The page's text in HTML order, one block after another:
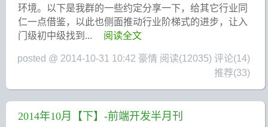
环境。以下是我群的一些约定分享一下，给其它行业同
仁一点借鉴，以此也侧面推动行业阶梯式的进步，让入
门级初中级找到...
阅读全文
posted @ 2014-10-31 10:42 豪情 阅读(12035) 评论(14)
推荐(33)
2014年10月【下】-前端开发半月刊